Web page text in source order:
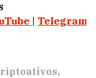
Telegram